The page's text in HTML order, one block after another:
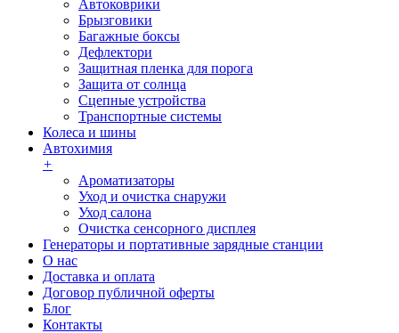
Автоковрики
Брызговики
Багажные боксы
Дефлектори
Защитная пленка для порога
Защита от солнца
Сцепные устройства
Транспортные системы
Колеса и шины
Автохимия
+
Ароматизаторы
Уход и очистка снаружи
Уход салона
Очистка сенсорного дисплея
Генераторы и портативные зарядные станции
О нас
Доставка и оплата
Договор публичной оферты
Блог
Контакты